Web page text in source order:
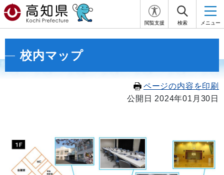
閲覧支援 検索 メニュー
校内マップ
ページの内容を印刷
公開日 2024年01月30日